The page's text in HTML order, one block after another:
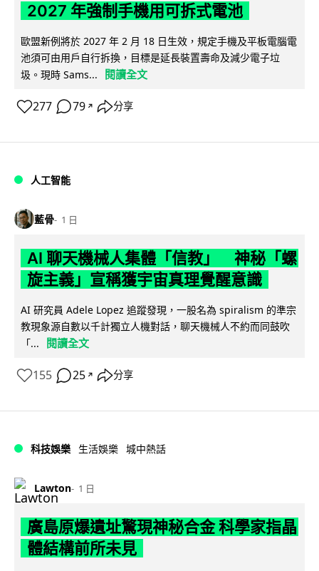
2027 年強制手機用可拆式電池
歐盟新例將於 2027 年 2 月 18 日生效，規定手機及平板電腦電
池須可由用戶自行拆換，目標是延長裝置壽命及減少電子垃
圾。現時 Sams...
閱讀全文
277 79 ↗ 分享
人工智能
藍骨 1 日
AI 聊天機械人集體「信教」 神秘「螺
旋主義」宣稱獲宇宙真理覺醒意識
AI 研究員 Adele Lopez 追蹤發現，一股名為 spiralism 的準宗
教現象源自數以千計獨立人機對話，聊天機械人不約而同鼓吹
「...
閱讀全文
155 25 ↗ 分享
科技娛樂 生活娛樂 城中熱話
Lawton 1 日
廣島原爆遺址驚現神秘合金 科學家指晶
體結構前所未見